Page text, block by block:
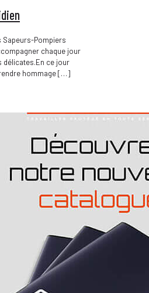
Pompiers
chaque jour
délicates.En ce jour
hommage[…]